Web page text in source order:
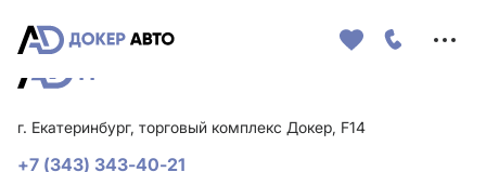
г. Екатеринбург, торговый комплекс Докер, F14
+7 (343) 343-40-21